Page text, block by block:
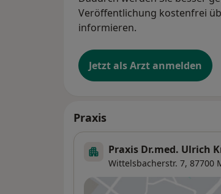
Veröffentlichung kostenfrei
informieren.
Jetzt als Arzt anmelden
Praxis
Praxis Dr.med. Ulrich
Wittelsbacherstr. 7, 87700